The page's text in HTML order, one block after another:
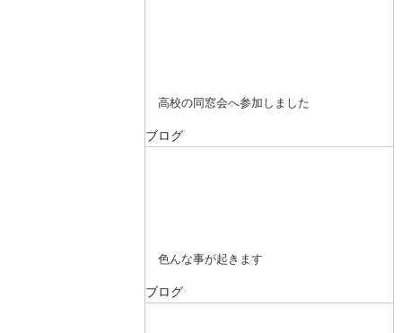
高校の同窓会へ参加しました
ブログ
色んな事が起きます
ブログ